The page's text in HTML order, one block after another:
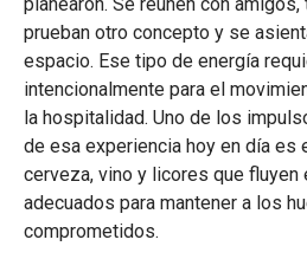
prueban otro concepto y se
espacio. Ese tipo de energía
intencionalmente para el
la hospitalidad. Uno de los
de esa experiencia hoy en día es
cerveza, vino y licores que fluyen
adecuados para mantener a los
comprometidos.